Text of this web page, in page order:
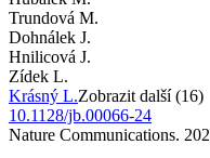
Trundová M.
Dohnálek J.
Hnilicová J.
Zídek L.
Krásný L.Zobrazit další (16)
10.1128/jb.00066-24
Nature Communications.